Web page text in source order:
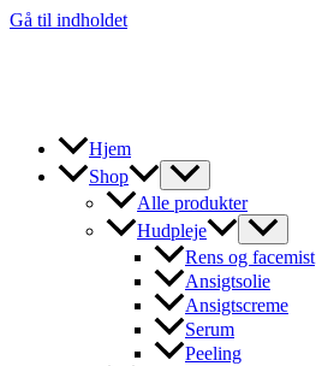
Gå til indholdet
Hjem
Shop
Alle produkter
Hudpleje
Rens og facemist
Ansigtsolie
Ansigtscreme
Serum
Peeling